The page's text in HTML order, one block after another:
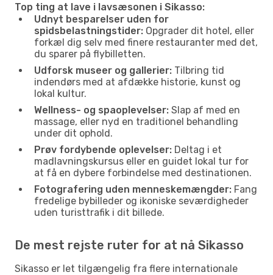
Top ting at lave i lavsæsonen i Sikasso:
Udnyt besparelser uden for
spidsbelastningstider: Opgrader dit hotel, eller
forkæl dig selv med finere restauranter med det,
du sparer på flybilletten.
Udforsk museer og gallerier: Tilbring tid
indendørs med at afdække historie, kunst og
lokal kultur.
Wellness- og spaoplevelser: Slap af med en
massage, eller nyd en traditionel behandling
under dit ophold.
Prøv fordybende oplevelser: Deltag i et
madlavningskursus eller en guidet lokal tur for
at få en dybere forbindelse med destinationen.
Fotografering uden menneskemængder: Fang
fredelige bybilleder og ikoniske seværdigheder
uden turisttrafik i dit billede.
De mest rejste ruter for at nå Sikasso
Sikasso er let tilgængelig fra flere internationale